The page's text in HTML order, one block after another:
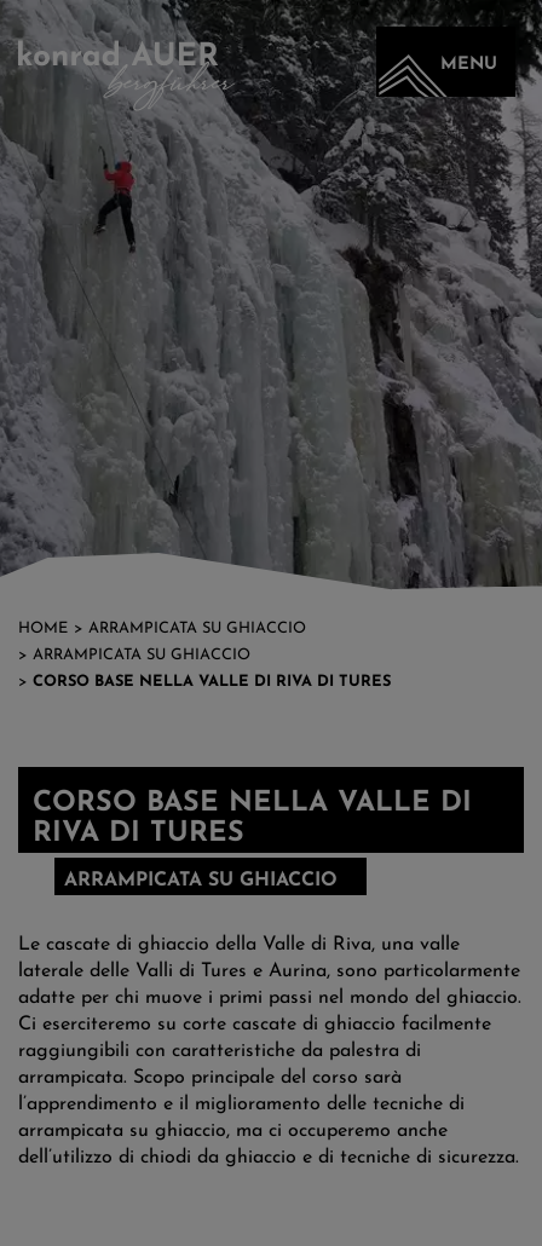
MENU
ALTA QUOTA
CINQUE TORRI
TRE CIME
SELLA E CATINACCIO
PALA DI SAN MARTINO
LA CIMA GRANDE
VIE FERRATE
ARRAMPICATA SU GHIACCIO
HOME > ARRAMPICATA SU GHIACCIO
> ARRAMPICATA SU GHIACCIO
> CORSO BASE NELLA VALLE DI RIVA DI TURES
CORSO BASE NELLA VALLE DI
RIVA DI TURES
ARRAMPICATA SU GHIACCIO
Le cascate di ghiaccio della Valle di Riva, una valle
laterale delle Valli di Tures e Aurina, sono particolarmente
adatte per chi muove i primi passi nel mondo del ghiaccio.
Ci eserciteremo su corte cascate di ghiaccio facilmente
raggiungibili con caratteristiche da palestra di
arrampicata. Scopo principale del corso sarà
l’apprendimento e il miglioramento delle tecniche di
arrampicata su ghiaccio, ma ci occuperemo anche
dell’utilizzo di chiodi da ghiaccio e di tecniche di sicurezza.